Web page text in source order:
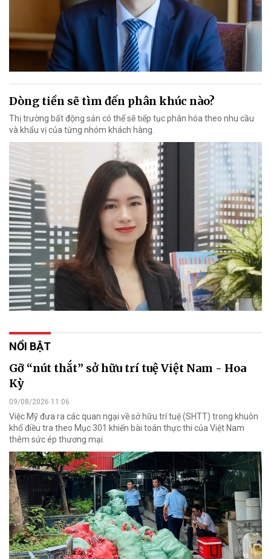
Dòng tiền sẽ tìm đến phân khúc nào?
Thị trường bất động sản có thể sẽ tiếp tục phân hóa theo nhu cầu
và khẩu vị của từng nhóm khách hàng.
NỔI BẬT
Gỡ “nút thắt” sở hữu trí tuệ Việt Nam - Hoa
Kỳ
09/08/2026 11:06
Việc Mỹ đưa ra các quan ngại về sở hữu trí tuệ (SHTT) trong khuôn
khổ điều tra theo Mục 301 khiến bài toán thực thi của Việt Nam
thêm sức ép thương mại.